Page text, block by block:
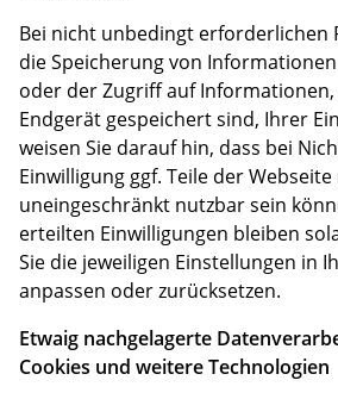
Bei nicht unbedingt erforderlichen
die Speicherung von
oder der Zugriff auf
Endgerät gespeichert sind, Ihrer
weisen Sie darauf hin, dass bei
Einwilligung ggf. Teile der
uneingeschränkt nutzbar sein
erteilten Einwilligungen bleiben
Sie die jeweiligen Einstellungen in
anpassen oder zurücksetzen.
Etwaig nachgelagerte
Cookies und weitere Technologien